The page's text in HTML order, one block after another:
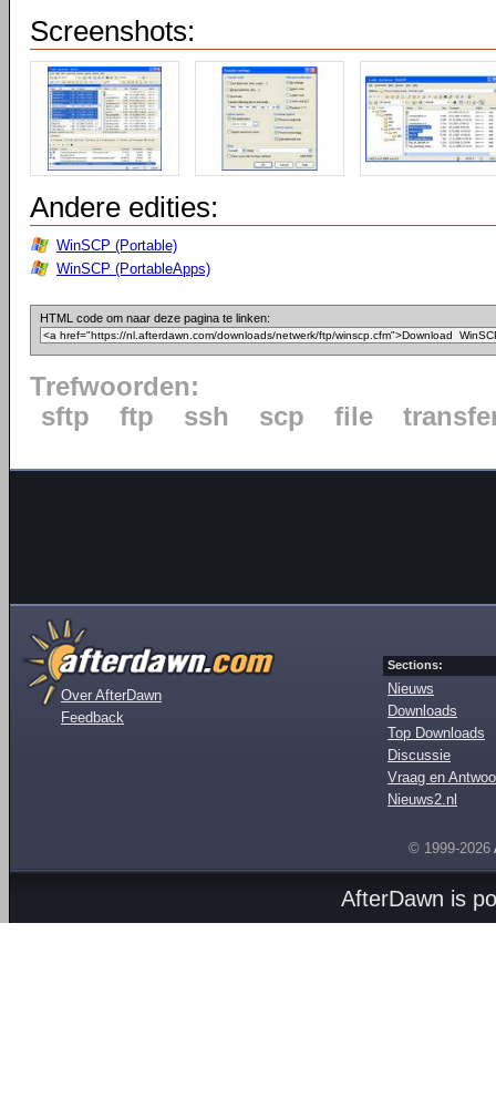
Screenshots:
Andere edities:
WinSCP (Portable)
WinSCP (PortableApps)
HTML code om naar deze pagina te linken:
Trefwoorden:
sftp
ftp ssh scp file
Over AfterDawn
Feedback
Sections:
Nieuws
Downloads
Top Downloads
Discussie
Vraag en
Nieuws2.nl
© 1999-2026
AfterDawn is